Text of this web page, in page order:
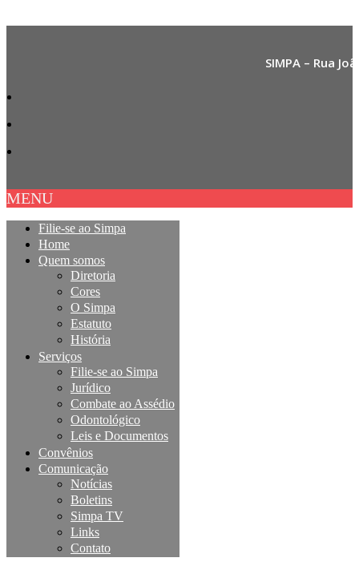
SIMPA – Rua
MENU
Filie-se ao Simpa
Home
Quem somos
Diretoria
Cores
O Simpa
Estatuto
História
Serviços
Filie-se ao Simpa
Jurídico
Combate ao Assédio
Odontológico
Leis e Documentos
Convênios
Comunicação
Notícias
Boletins
Simpa TV
Links
Contato